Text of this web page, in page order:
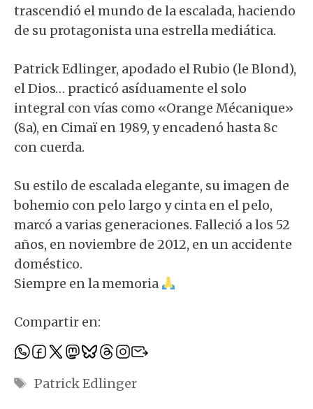
trascendió el mundo de la escalada, haciendo
de su protagonista una estrella mediática.
Patrick Edlinger, apodado el Rubio (le Blond),
el Dios… practicó asíduamente el solo
integral con vías como «Orange Mécanique»
(8a), en Cimaï en 1989, y encadenó hasta 8c
con cuerda.
Su estilo de escalada elegante, su imagen de
bohemio con pelo largo y cinta en el pelo,
marcó a varias generaciones. Falleció a los 52
años, en noviembre de 2012, en un accidente
doméstico.
Siempre en la memoria
Compartir en:
Etiquetas
Patrick Edlinger